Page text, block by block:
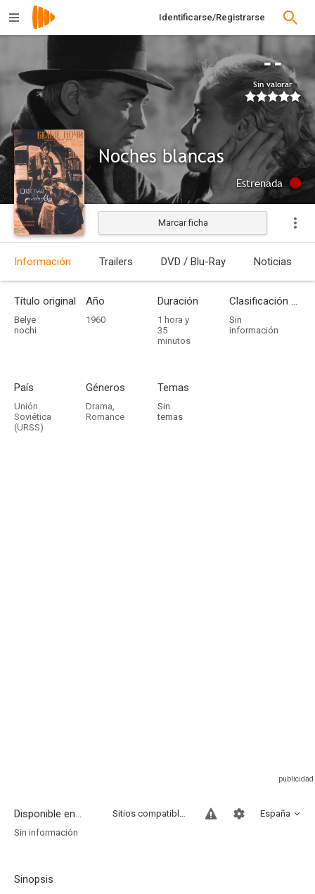
Identificarse/Registrarse
--
Sin valorar
Noches blancas
Estrenada
Marcar ficha
Información Trailers DVD / Blu-Ray Noticias
Título original
Belye
nochi
Año
1960
Duración
1 hora y
35
minutos
Clasificación por edades
Sin
información
País
Unión
Soviética
(URSS)
Géneros
Drama,
Romance
Temas
Sin
temas
Disponible en... España
Sitios compatibles
Sin información
Sinopsis